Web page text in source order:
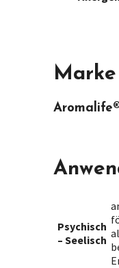
Marke
Psychisch
– Seelisch